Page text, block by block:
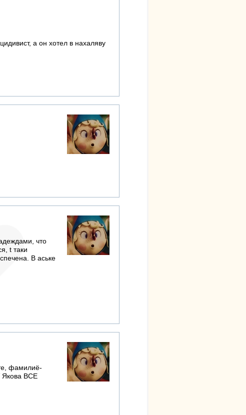
а он хотел в нахаляву
что
t таки
В аське
фамилиё-
Якова ВСЕ